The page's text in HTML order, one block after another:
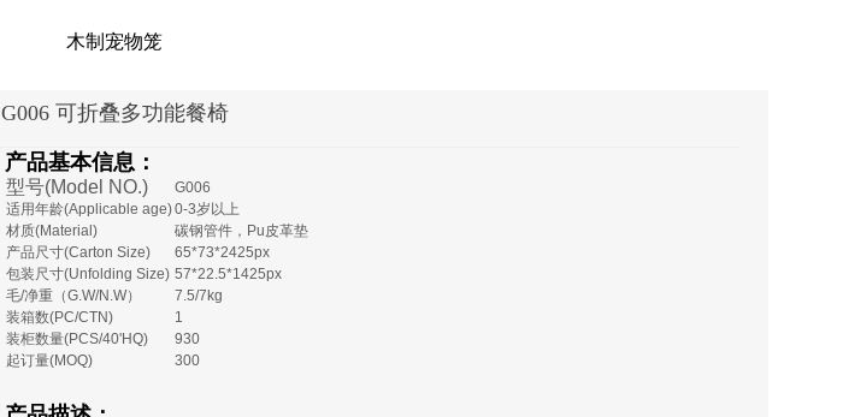
木制宠物笼
G006 可折叠多功能餐椅
产品基本信息：
型号(Model NO.)
G006
适用年龄(Applicable age)0-3岁以上
材质(Material)
碳钢管件，Pu皮革垫
产品尺寸(Carton Size)
65*73*2425px
包装尺寸(Unfolding Size) 57*22.5*1425px
毛/净重（G.W/N.W）
7.5/7kg
装箱数(PC/CTN)
1
装柜数量(PCS/40'HQ)
930
起订量(MOQ)
300